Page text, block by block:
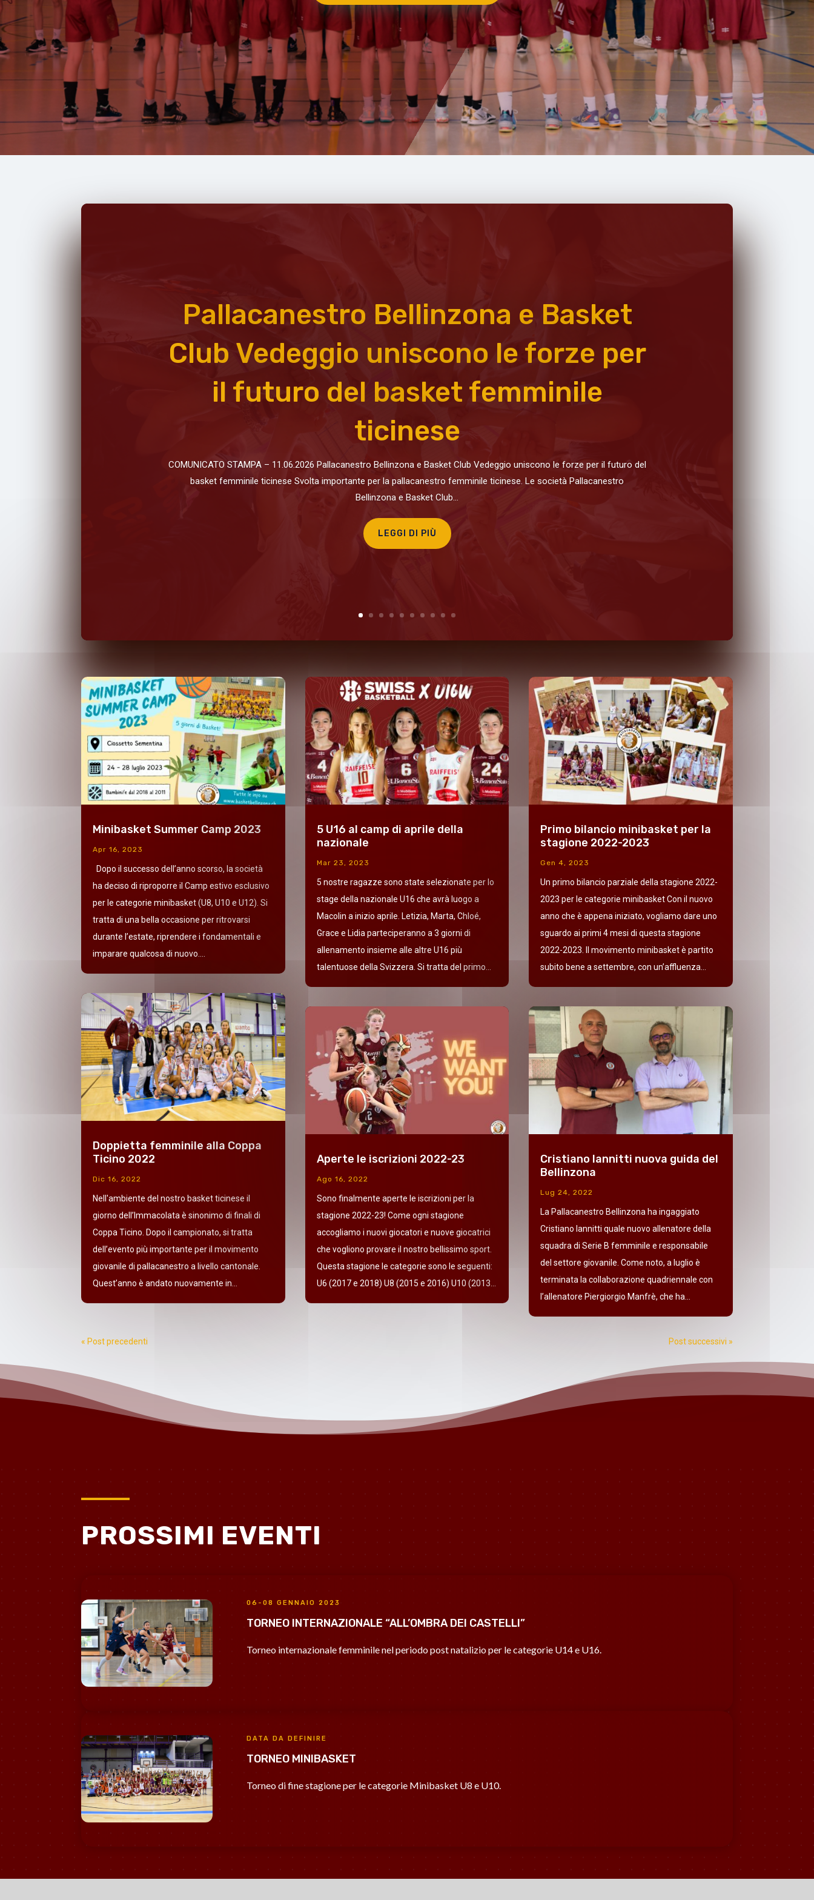
Pallacanestro Bellinzona e Basket
Club Vedeggio uniscono le forze per
il futuro del basket femminile
ticinese
COMUNICATO STAMPA – 11.06.2026 Pallacanestro Bellinzona e Basket Club Vedeggio uniscono le forze per il futuro del
basket femminile ticinese Svolta importante per la pallacanestro femminile ticinese. Le società Pallacanestro
Bellinzona e Basket Club...
LEGGI DI PIÙ
Minibasket Summer Camp 2023
Apr 16, 2023
Dopo il successo dell’anno scorso, la società
ha deciso di riproporre il Camp estivo esclusivo
per le categorie minibasket (U8, U10 e U12). Si
tratta di una bella occasione per ritrovarsi
durante l’estate, riprendere i fondamentali e
imparare qualcosa di nuovo....
Doppietta femminile alla Coppa
Ticino 2022
Dic 16, 2022
Nell'ambiente del nostro basket ticinese il
giorno dell’Immacolata è sinonimo di finali di
Coppa Ticino. Dopo il campionato, si tratta
dell’evento più importante per il movimento
giovanile di pallacanestro a livello cantonale.
Quest’anno è andato nuovamente in...
5 U16 al camp di aprile della
nazionale
Mar 23, 2023
5 nostre ragazze sono state selezionate per lo
stage della nazionale U16 che avrà luogo a
Macolin a inizio aprile. Letizia, Marta, Chloé,
Grace e Lidia parteciperanno a 3 giorni di
allenamento insieme alle altre U16 più
talentuose della Svizzera. Si tratta del primo...
Aperte le iscrizioni 2022-23
Ago 16, 2022
Sono finalmente aperte le iscrizioni per la
stagione 2022-23! Come ogni stagione
accogliamo i nuovi giocatori e nuove giocatrici
che vogliono provare il nostro bellissimo sport.
Questa stagione le categorie sono le seguenti:
U6 (2017 e 2018) U8 (2015 e 2016) U10 (2013...
Primo bilancio minibasket per la
stagione 2022-2023
Gen 4, 2023
Un primo bilancio parziale della stagione 2022-
2023 per le categorie minibasket Con il nuovo
anno che è appena iniziato, vogliamo dare uno
sguardo ai primi 4 mesi di questa stagione
2022-2023. Il movimento minibasket è partito
subito bene a settembre, con un’affluenza...
Cristiano Iannitti nuova guida del
Bellinzona
Lug 24, 2022
La Pallacanestro Bellinzona ha ingaggiato
Cristiano Iannitti quale nuovo allenatore della
squadra di Serie B femminile e responsabile
del settore giovanile. Come noto, a luglio è
terminata la collaborazione quadriennale con
l’allenatore Piergiorgio Manfrè, che ha...
« Post precedenti Post successivi »
PROSSIMI EVENTI
06-08 GENNAIO 2023
TORNEO INTERNAZIONALE “ALL’OMBRA DEI CASTELLI”
Torneo internazionale femminile nel periodo post natalizio per le categorie U14 e U16.
DATA DA DEFINIRE
TORNEO MINIBASKET
Torneo di fine stagione per le categorie Minibasket U8 e U10.